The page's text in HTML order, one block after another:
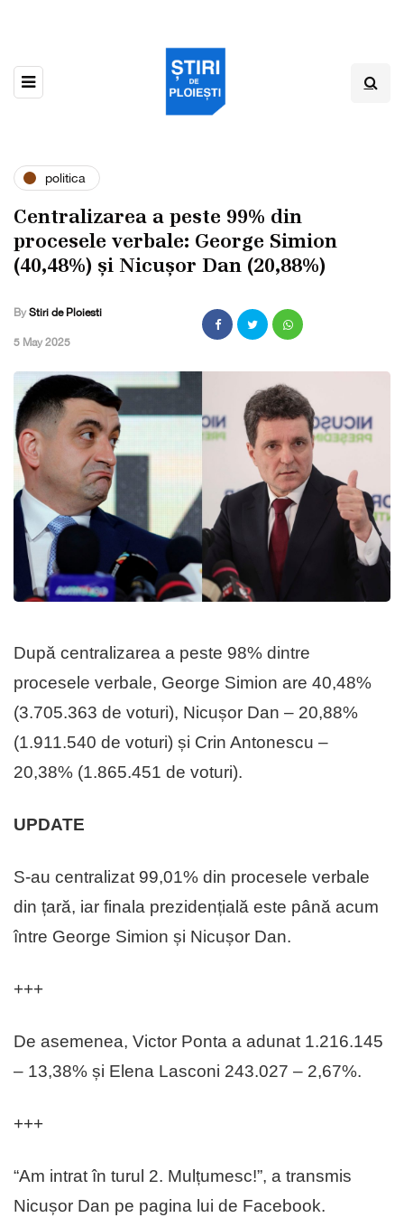
politica
Centralizarea a peste 99% din
procesele verbale: George Simion
(40,48%) și Nicușor Dan (20,88%)
By Stiri de Ploiesti
,5 May 2025
După centralizarea a peste 98% dintre
procesele verbale, George Simion are 40,48%
(3.705.363 de voturi), Nicușor Dan – 20,88%
(1.911.540 de voturi) și Crin Antonescu –
20,38% (1.865.451 de voturi).
UPDATE
S-au centralizat 99,01% din procesele verbale
din țară, iar finala prezidențială este până acum
între George Simion și Nicușor Dan.
+++
De asemenea, Victor Ponta a adunat 1.216.145
– 13,38% și Elena Lasconi 243.027 – 2,67%.
+++
“Am intrat în turul 2. Mulțumesc!”, a transmis
Nicușor Dan pe pagina lui de Facebook.